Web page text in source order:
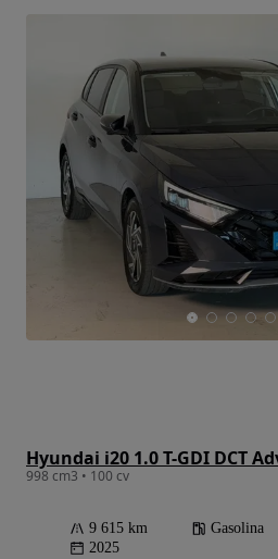
Hyundai i20 1.0 T-GDI DCT
998 cm3 • 100 cv
9 615 km Gasolina
2025